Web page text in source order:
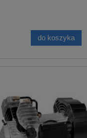
do koszyka